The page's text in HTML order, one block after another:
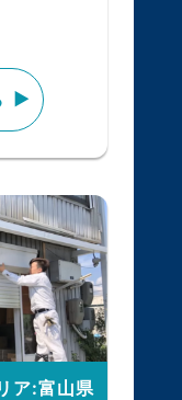
ア:富山県